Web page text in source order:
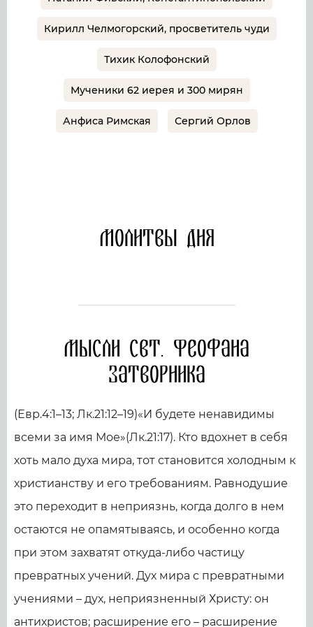
Кирилл Челмогорский, просветитель чуди
Тихик Колофонский
Мученики 62 иерея и 300 мирян
Анфиса Римская Сергий Орлов
Молитвы дня
Мысли свт. Феофана
Затворника
(Евр.4:1–13; Лк.21:12–19)«И будете ненавидимы
всеми за имя Мое»(Лк.21:17). Кто вдохнет в себя
хоть мало духа мира, тот становится холодным к
христианству и его требованиям. Равнодушие
это переходит в неприязнь, когда долго в нем
остаются не опамятываясь, и особенно когда
при этом захватят откуда-либо частицу
превратных учений. Дух мира с превратными
учениями – дух, неприязненный Христу: он
антихристов; расширение его – расширение